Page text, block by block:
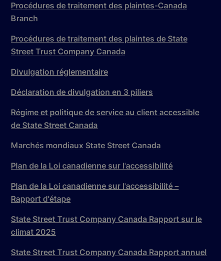
Procédures de traitement des plaintes-Canada
Branch
Procédures de traitement des plaintes de State
Street Trust Company Canada
Divulgation réglementaire
Déclaration de divulgation en 3 piliers
Régime et politique de service au client accessible
de State Street Canada
Marchés mondiaux State Street Canada
Plan de la Loi canadienne sur l'accessibilité
Plan de la Loi canadienne sur l'accessibilité –
Rapport d'étape
State Street Trust Company Canada Rapport sur le
climat 2025
State Street Trust Company Canada Rapport annuel